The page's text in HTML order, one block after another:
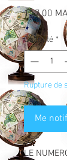
117,00
Quantité *
Rupture de
Me
LE